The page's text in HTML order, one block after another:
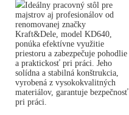
Ideálny pracovný stôl pre
majstrov aj profesionálov od
renomovanej značky
Kraft&Dele, model KD640,
ponúka efektívne využitie
priestoru a zabezpečuje pohodlie
a praktickosť pri práci. Jeho
solídna a stabilná konštrukcia,
vyrobená z vysokokvalitných
materiálov, garantuje bezpečnosť
pri práci.